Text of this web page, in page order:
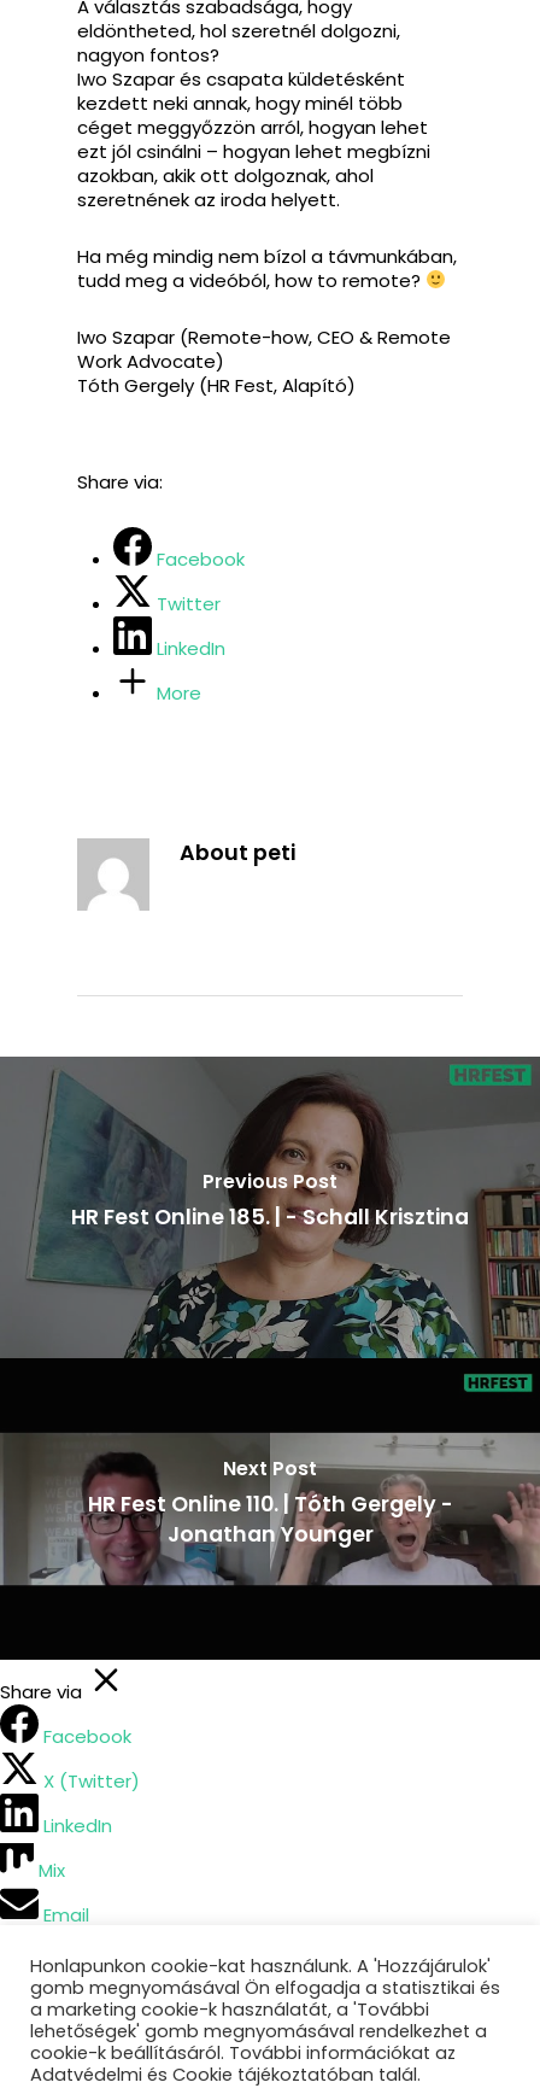
A választás szabadsága, hogy
eldöntheted, hol szeretnél dolgozni,
nagyon fontos?
Iwo Szapar és csapata küldetésként
kezdett neki annak, hogy minél több
céget meggyőzzön arról, hogyan lehet
ezt jól csinálni – hogyan lehet megbízni
azokban, akik ott dolgoznak, ahol
szeretnének az iroda helyett.
Ha még mindig nem bízol a távmunkában,
tudd meg a videóból, how to remote?
Iwo Szapar (Remote-how, CEO & Remote
Work Advocate)
Tóth Gergely (HR Fest, Alapító)
Share via:
Facebook
Twitter
LinkedIn
More
About peti
Previous Post
HR Fest Online 185. | - Schall Krisztina
Next Post
HR Fest Online 110. | Tóth Gergely -
Jonathan Younger
Honlapunkon cookie-kat használunk. A 'Hozzájárulok'
gomb megnyomásával Ön elfogadja a statisztikai és
a marketing cookie-k használatát, a 'További
lehetőségek' gomb megnyomásával rendelkezhet a
cookie-k beállításáról. További információkat az
Adatvédelmi és Cookie tájékoztatóban talál.
Share via
Facebook
X (Twitter)
LinkedIn
Mix
Email
Print
Copy Link
Powered by
Social Snap